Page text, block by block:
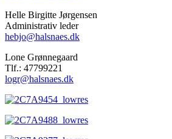
Helle Birgitte Jørgensen
Administrativ leder
hebjo@halsnaes.dk
Lone Grønnegaard
Tlf.: 47799221
logr@halsnaes.dk